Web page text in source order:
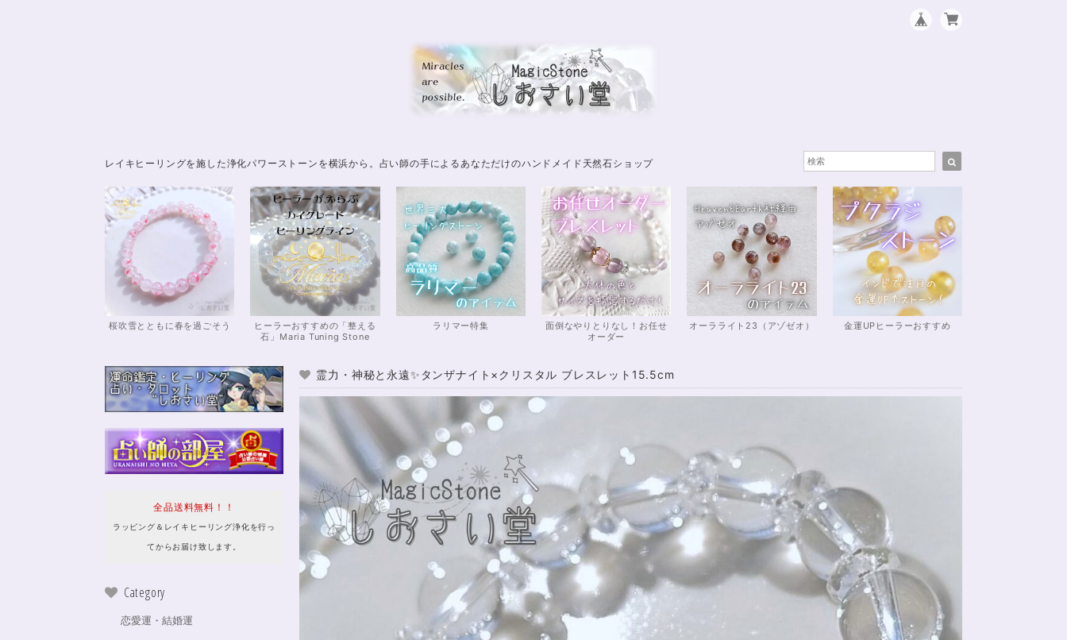
レイキヒーリングを施した浄化パワーストーンを横浜から。占い師の手によるあなただけのハンドメイド天然石ショップ
桜吹雪とともに春を過ごそう
ヒーラーおすすめの「整える
石」Maria Tuning Stone
ラリマー特集
面倒なやりとりなし！お任せ
オーダー
オーラライト23（アゾゼオ） 金運UPヒーラーおすすめ
全品送料無料！！
ラッピング＆レイキヒーリング浄化を行っ
てからお届け致します。
Category
恋愛運・結婚運
霊力・神秘と永遠✨タンザナイト×クリスタル ブレスレット15.5cm